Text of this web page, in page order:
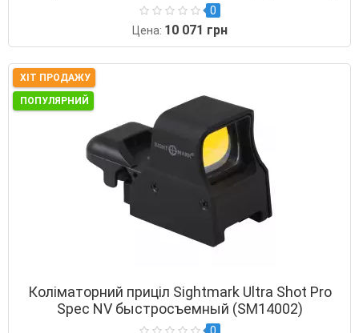
0
Цена: 10 071 грн
ХІТ ПРОДАЖУ
ПОПУЛЯРНИЙ
Коліматорний приціл Sightmark Ultra Shot Pro
Spec NV быстросъемный (SM14002)